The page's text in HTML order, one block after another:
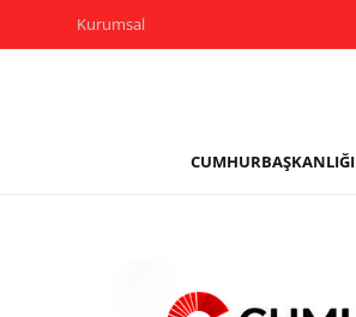
Kurumsal
CUMHURBAŞKANLIĞI